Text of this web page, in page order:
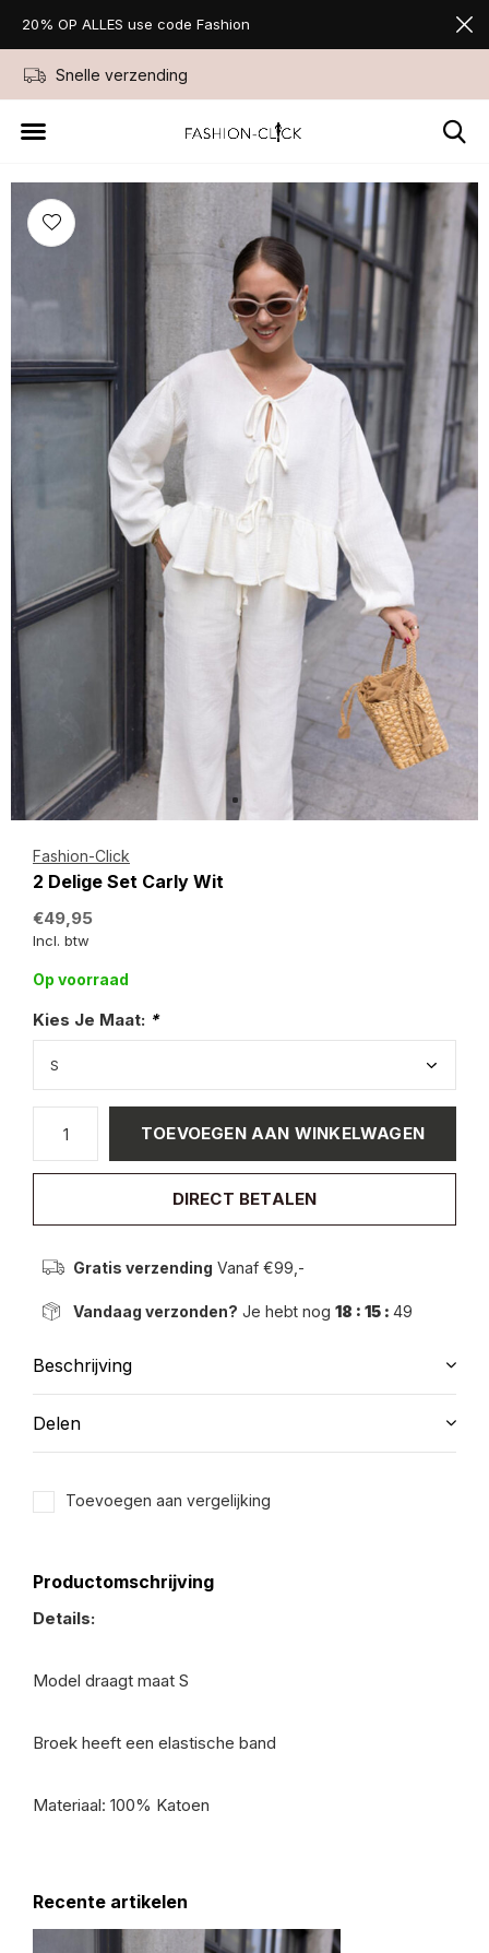
Snelle verzending
20% OP ALLES use code Fashion
Fashion-Click
2 Delige Set Carly Wit
€49,95
Incl. btw
Op voorraad
Kies Je Maat: *
TOEVOEGEN AAN WINKELWAGEN
DIRECT BETALEN
Gratis verzending Vanaf €99,-
Vandaag verzonden? Je hebt nog 18 : 15 : 49
Beschrijving
Delen
Toevoegen aan vergelijking
Productomschrijving
Details:
Model draagt maat S
Broek heeft een elastische band
Materiaal: 100% Katoen
Recente artikelen